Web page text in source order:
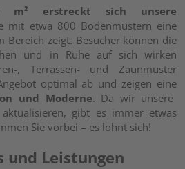
erstreckt sich unsere
mit etwa 800 Bodenmustern eine
Bereich zeigt. Besucher können die
und in Ruhe auf sich wirken
, Terrassen- und Zaunmuster
optimal ab und zeigen eine
und Moderne. Da wir unsere
aktualisieren, gibt es immer etwas
Sie vorbei – es lohnt sich!
und Leistungen